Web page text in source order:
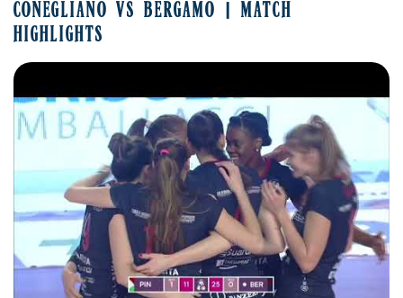
CONEGLIANO VS BERGAMO | MATCH
HIGHLIGHTS